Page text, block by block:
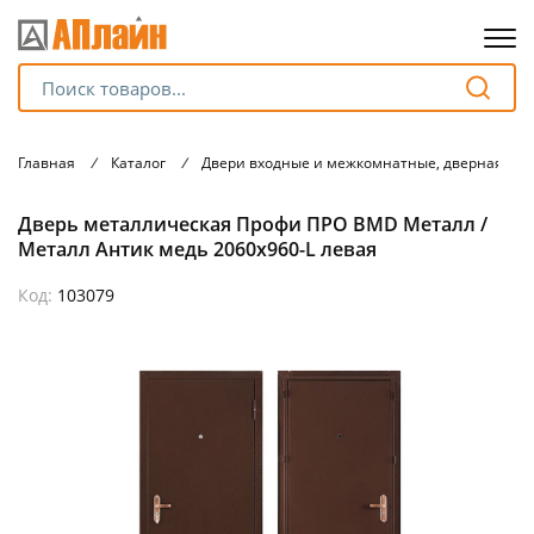
Главная / Каталог / Двери входные и межкомнатные, дверная
Дверь металлическая Профи ПРО BMD Металл /
Металл Антик медь 2060х960-L левая
Код: 103079
оплатуна части
без переплат
График платежей